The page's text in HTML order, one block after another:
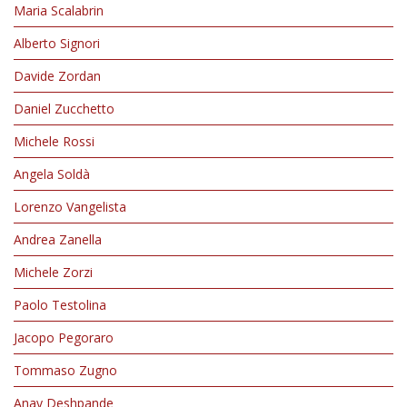
Maria Scalabrin
Alberto Signori
Davide Zordan
Daniel Zucchetto
Michele Rossi
Angela Soldà
Lorenzo Vangelista
Andrea Zanella
Michele Zorzi
Paolo Testolina
Jacopo Pegoraro
Tommaso Zugno
Anay Deshpande